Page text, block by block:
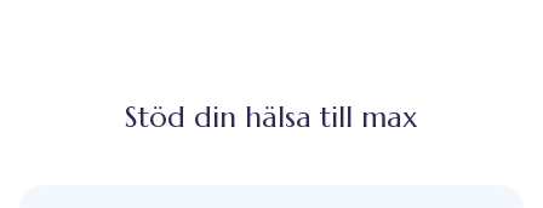
Stöd din hälsa till max